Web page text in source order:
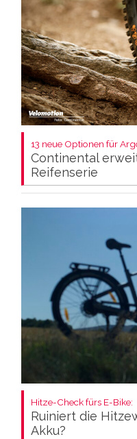
13 neue Optionen für
Continental
Reifenserie
Hitze-Check fürs E-Bike:
Ruiniert die
Akku?